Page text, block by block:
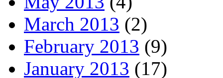
March 2013 (2)
February 2013 (9)
January 2013 (17)